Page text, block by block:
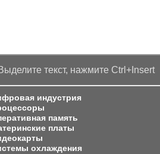
текст, нажмите Ctrl+Insert
индустрия
память
платы
охлаждения